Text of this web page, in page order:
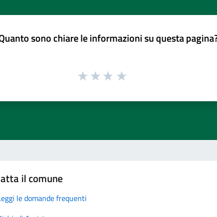
sono chiare le informazioni su questa
il comune
le domande frequenti